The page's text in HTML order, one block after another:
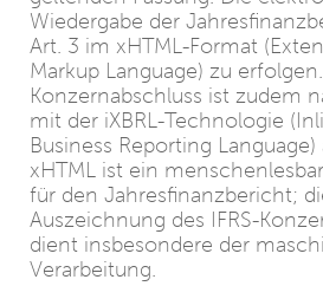
Wiedergabe der
Art. 3 im xHTML-Format
Markup Language) zu
Konzernabschluss ist zudem
mit der iXBRL-Technologie
Business Reporting
xHTML ist ein
für den Jahresfinanzbericht;
Auszeichnung des IFRS-
dient insbesondere der
Verarbeitung.